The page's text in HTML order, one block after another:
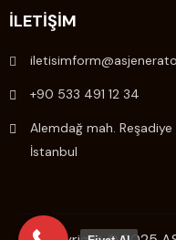
İLETIŞIM
+90 533 491 12 34
Alemdağ mah.
İstanbul